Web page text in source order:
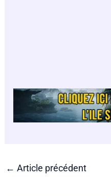
← Article précédent